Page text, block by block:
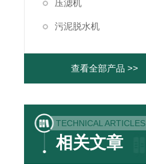
压滤机
污泥脱水机
查看全部产品 >>
TECHNICAL ARTICLES
相关文章